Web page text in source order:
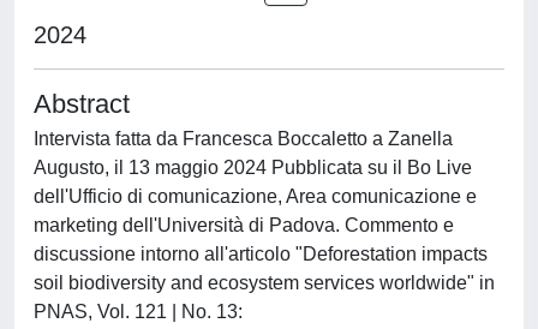
2024
Abstract
Intervista fatta da Francesca Boccaletto a Zanella
Augusto, il 13 maggio 2024 Pubblicata su il Bo Live
dell'Ufficio di comunicazione, Area comunicazione e
marketing dell'Università di Padova. Commento e
discussione intorno all'articolo "Deforestation impacts
soil biodiversity and ecosystem services worldwide" in
PNAS, Vol. 121 | No. 13: